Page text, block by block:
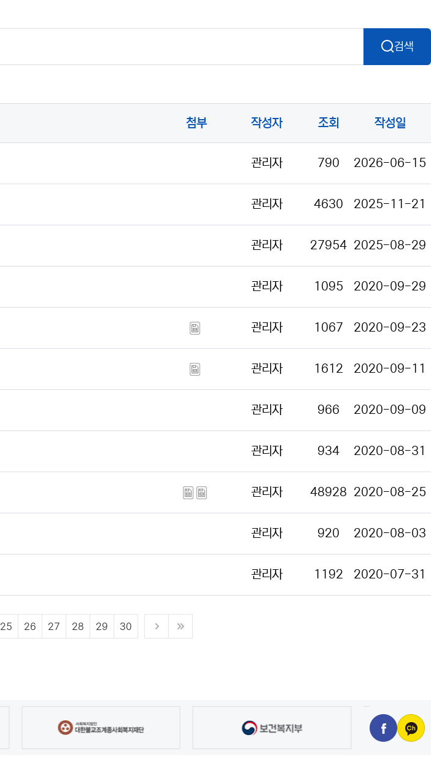
검색
첨부 작성자 조회 작성일
관리자 790 2026-06-15
관리자 4630 2025-11-21
관리자 27954 2025-08-29
관리자 1095 2020-09-29
관리자 1067 2020-09-23
관리자 1612 2020-09-11
관리자 966 2020-09-09
관리자 934 2020-08-31
관리자 48928 2020-08-25
관리자 920 2020-08-03
관리자 1192 2020-07-31
25 26 27 28 29 30